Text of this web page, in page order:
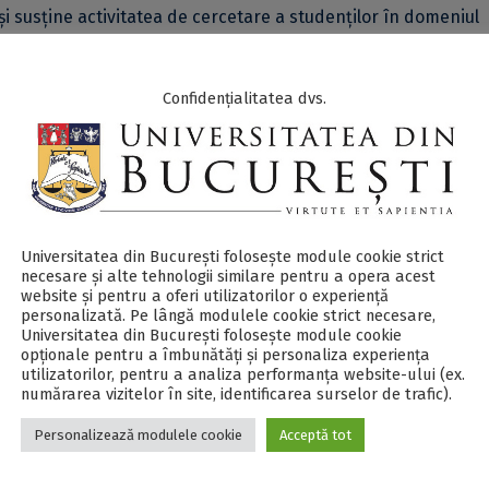
susține activitatea de cercetare a studenților în domeniul
de a-și împărtăși ideile și cercetările lor într-o atmosferă
special al Editurii Universității din București, iar fiecare
va primi un exemplar al volumului.
un portofoliu academic, cu lucrări recunoscute și
în fața unui juriu format din cadre didactice și
fi premiate.
transmiterea în prealabil a unui rezumat al lucrării către
Confidențialitatea dvs.
Universitatea din București folosește module cookie strict
necesare și alte tehnologii similare pentru a opera acest
website și pentru a oferi utilizatorilor o experiență
personalizată. Pe lângă modulele cookie strict necesare,
Universitatea din București folosește module cookie
opționale pentru a îmbunătăți și personaliza experiența
utilizatorilor, pentru a analiza performanța website-ului (ex.
numărarea vizitelor în site, identificarea surselor de trafic).
Personalizează modulele cookie Acceptă tot